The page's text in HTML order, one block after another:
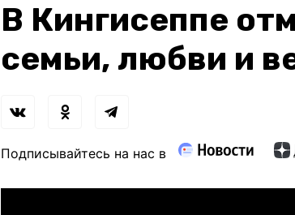
В Кингисеппе
семьи, любви и
Подписывайтесь на нас в